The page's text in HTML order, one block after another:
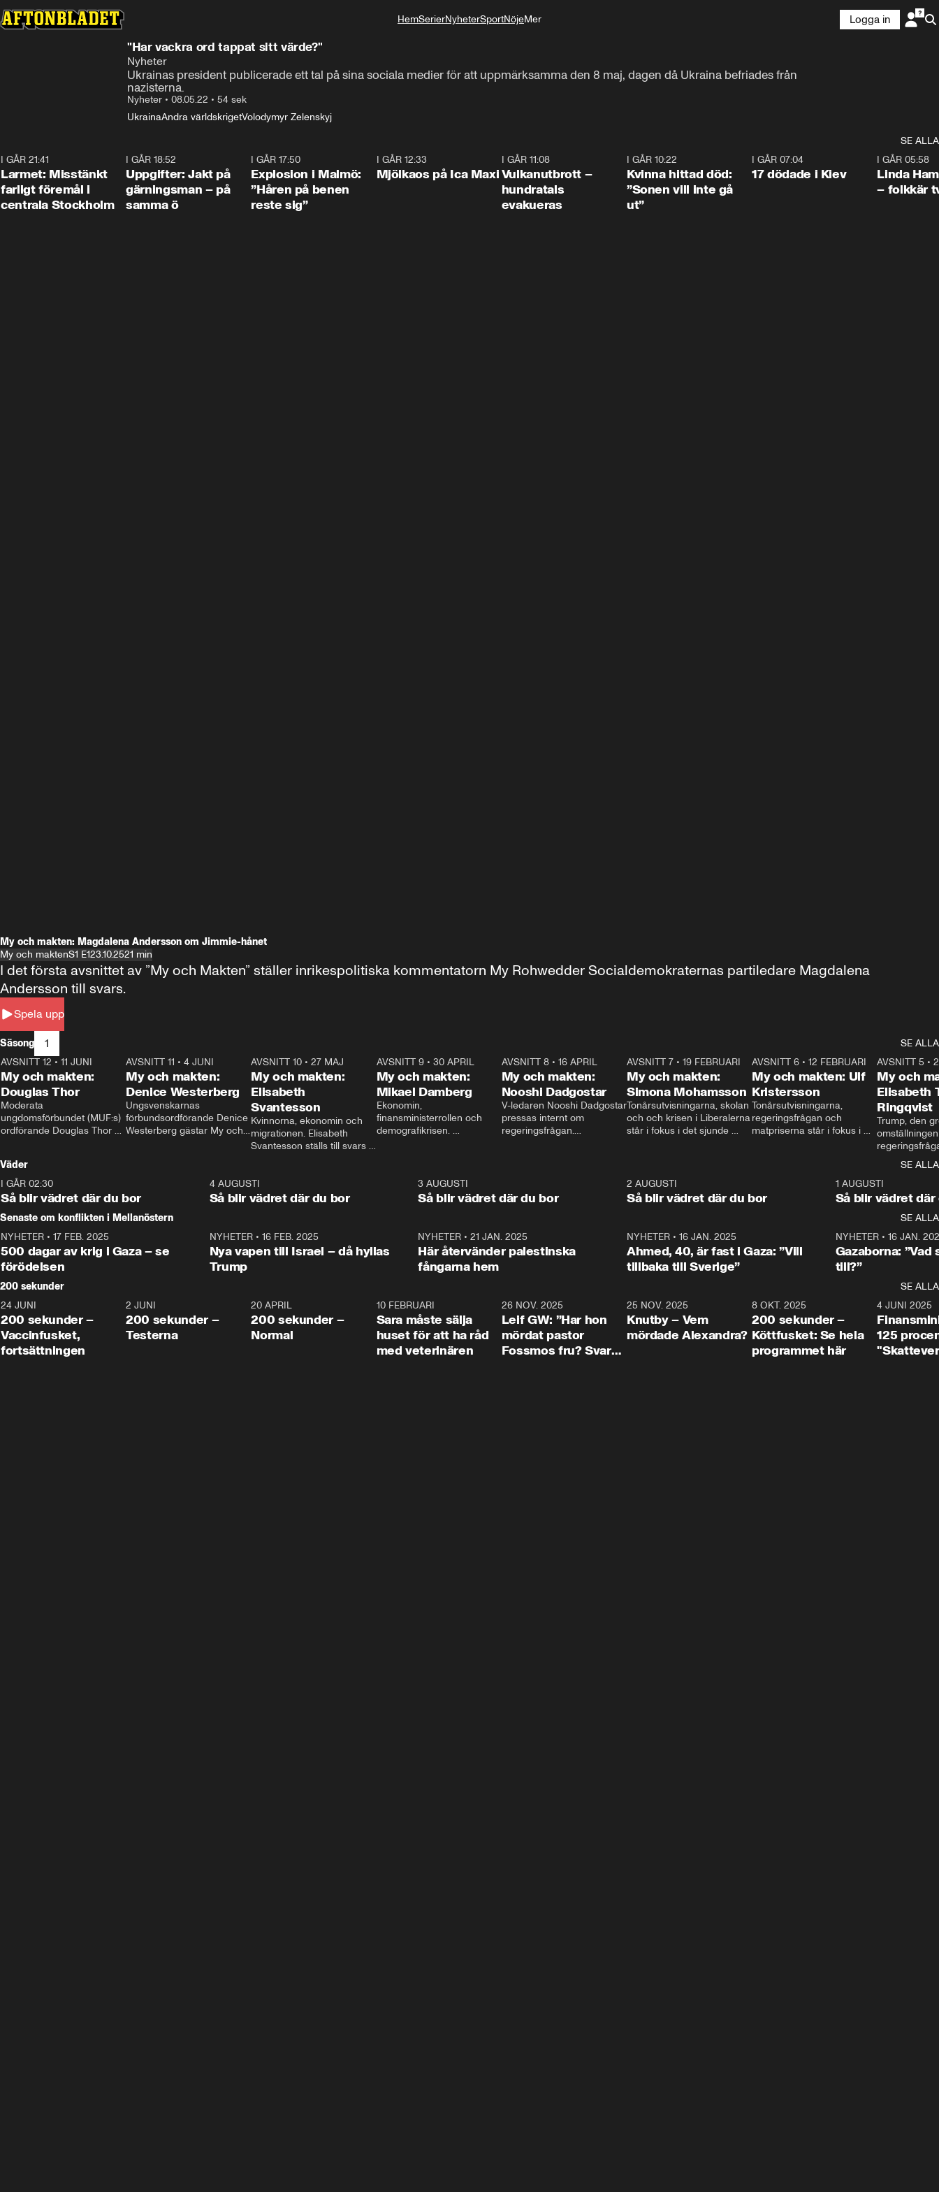
HemSerierNyheterSportNöjeMer
Logga in
"Har vackra ord tappat sitt värde?"
Nyheter
Ukrainas president publicerade ett tal på sina sociala medier för att uppmärksamma den 8 maj, dagen då Ukraina befriades från
nazisterna.
Nyheter • 08.05.22 • 54 sek
UkrainaAndra världskrigetVolodymyr Zelenskyj
SE ALLA
I GÅR 21:41
Larmet: Misstänkt
farligt föremål i
centrala Stockholm
I GÅR 18:52
Uppgifter: Jakt på
gärningsman – på
samma ö
I GÅR 17:50
Explosion i Malmö:
”Håren på benen
reste sig”
I GÅR 12:33
Mjölkaos på Ica Maxi
I GÅR 11:08
Vulkanutbrott –
hundratals
evakueras
I GÅR 10:22
Kvinna hittad död:
”Sonen vill inte gå
ut”
I GÅR 07:04
17 dödade i Kiev
I GÅR 05:58
Linda
– folkkär
My och makten: Magdalena Andersson om Jimmie-hånet
My och maktenS1 E123.10.2521 min
Spela upp
I det första avsnittet av ”My och Makten” ställer inrikespolitiska kommentatorn My Rohwedder Socialdemokraternas partiledare Magdalena
Andersson till svars.
Säsong 1
SE ALLA
26:27
AVSNITT 12 • 11 JUNI
My och makten:
Douglas Thor
Moderata
ungdomsförbundet (MUF:s)
ordförande Douglas Thor
tonårsutvisningarna och hur
Moderaterna ska locka
väljare till valet i höst.
23:40
AVSNITT 11 •4 JUNI
My och makten:
Denice Westerberg
Ungsvenskarnas
förbundsordförande Denice
Westerberg gästar My och
AVSNITT 10 •27 MAJ
My och makten:
Elisabeth
Svantesson
Kvinnorna, ekonomin och
migrationen. Elisabeth
Svantesson ställs till svars
AVSNITT 9• 30 APRIL
My och makten:
Mikael Damberg
Ekonomin,
finansministerrollen och
demografikrisen.
och Makten.
AVSNITT 8• 16 APRIL
My och makten:
Nooshi Dadgostar
V-ledaren Nooshi Dadgostar
pressas internt om
regeringsfrågan.
– Vi ställer upp i val. Ska vi
vara med så sitter vi förstås
24:30
AVSNITT 7• 19 FEBRUARI
My och makten:
Simona Mohamsson
Tonårsutvisningarna, skolan
och och krisen i Liberalerna
står i fokus i det sjunde
kommentator My
Rohwedder ställer
utbildnings- och
Mohamsson till svars.
27:30
AVSNITT 6 •12 FEBRUARI
My och makten: Ulf
Kristersson
Tonårsutvisningarna,
regeringsfrågan och
matpriserna står i fokus i
Rohwedder ställer
statsminister Ulf Kristersson
AVSNITT 5 •
My och
Elisabeth
Ringqvist
Trump, den
centrum i
avsnittet av
Makten”. Se
Aftonbladets
Rohwedder
Thand Ring
Väder
SE ALLA
I GÅR 02:30
Så blir vädret där du bor
1:06
4 AUGUSTI
Så blir vädret där du bor
3 AUGUSTI
Så blir vädret där du bor
2 AUGUSTI
Så blir vädret där du bor
1 AUGUSTI
Så blir vädret där
Senaste om konflikten i Mellanöstern
SE ALLA
NYHETER • 17 FEB. 2025
500 dagar av krig i Gaza – se
förödelsen
NYHETER• 16 FEB. 2025
Nya vapen till Israel – då hyllas
Trump
NYHETER •21 JAN. 2025
Här återvänder palestinska
fångarna hem
NYHETER• 16 JAN. 2025
Ahmed, 40, är fast i Gaza: ”Vill
tillbaka till Sverige”
NYHETER• 16 JAN.
Gazaborna:
till?”
200 sekunder
SE ALLA
5:00
24 JUNI
200 sekunder –
Vaccinfusket,
fortsättningen
4:23
2 JUNI
200 sekunder –
Testerna
20 APRIL
200 sekunder –
Normal
10 FEBRUARI
Sara måste sälja
huset för att ha råd
med veterinären
26 NOV. 2025
Leif GW: ”Har hon
mördat pastor
Fossmos fru? Svar
31:05
25 NOV. 2025
Knutby – Vem
mördade Alexandra?
4:29
8 OKT. 2025
200 sekunder –
Köttfusket: Se hela
programmet här
4 JUNI 2025
125